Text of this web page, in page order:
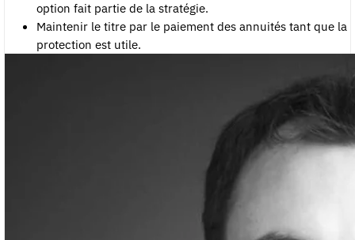
option fait partie de la stratégie.
Maintenir le titre par le paiement des annuités tant que la
protection est utile.